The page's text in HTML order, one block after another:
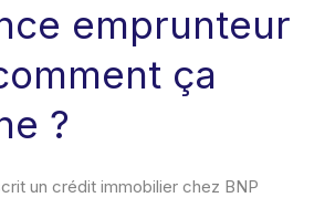
emprunteur
ça
?
un crédit immobilier chez BNP